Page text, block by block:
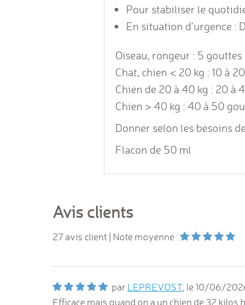
Pour stabiliser le
En situation d’urgence :
Oiseau, rongeur : 5 gouttes
Chat, chien < 20 kg : 10 à
Chien de 20 à 40 kg : 20 à
Chien > 40 kg : 40 à 50
Donner selon les besoins
Flacon de 50 ml
Avis clients
27avis client | Note moyenne :
par LEPREVOST, le 10/06/
Efficace mais quand on a un chien de 32 kilos